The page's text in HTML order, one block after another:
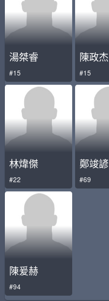
湯桀睿
#15
陳政杰
#15
林煒傑
#22
鄭竣諺
#69
陳爰赫
#94